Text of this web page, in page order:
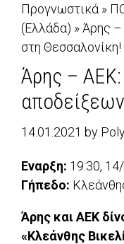
Προγνωστικά »
(Ελλάδα) »Άρης –
στη Θεσσαλονίκη!
Άρης –
14.01.2021 by
Εναρξη: 19:30,
Γήπεδο:
Άρης και ΑΕΚ
«Κλεάνθης